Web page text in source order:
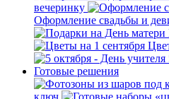
вечеринку
Оформление свадьбы и
Готовые решения
ключ